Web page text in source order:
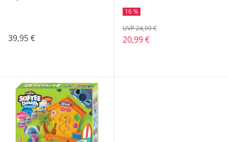
39,95 €
16 %
20,99 €
UVP 24,99 €